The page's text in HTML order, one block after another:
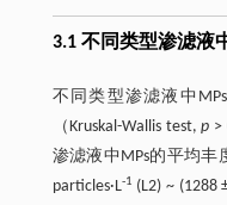
3.1 不同类型渗滤液
不同类型渗滤液中
（Kruskal-Wallis test,p
渗滤液中MPs的平均丰
particles·L-1 (L2) ~ (1288